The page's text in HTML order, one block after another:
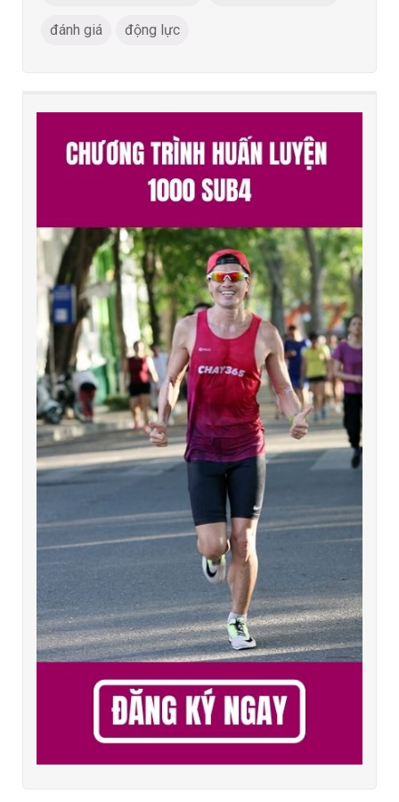
đánh giá động lực